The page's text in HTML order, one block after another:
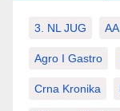
3. NL JUG AA
Agro I Gastro
Crna Kronika